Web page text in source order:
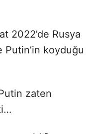
2022’de Rusya
Putin’in koyduğu
zaten